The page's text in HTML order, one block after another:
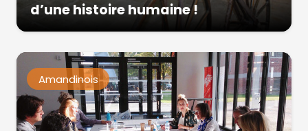
d’une histoire humaine !
Amandinois